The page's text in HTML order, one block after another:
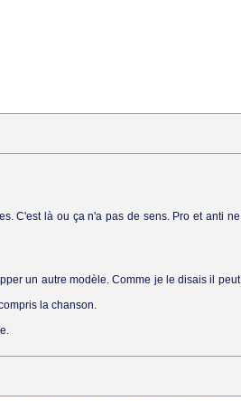
C'est là ou ça n'a pas de sens. Pro et anti ne
un autre modèle. Comme je le disais il peut
la chanson.